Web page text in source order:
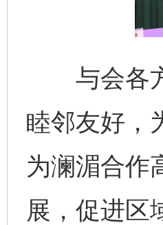
与会各方
睦邻友好，
为澜湄合作
展，促进区